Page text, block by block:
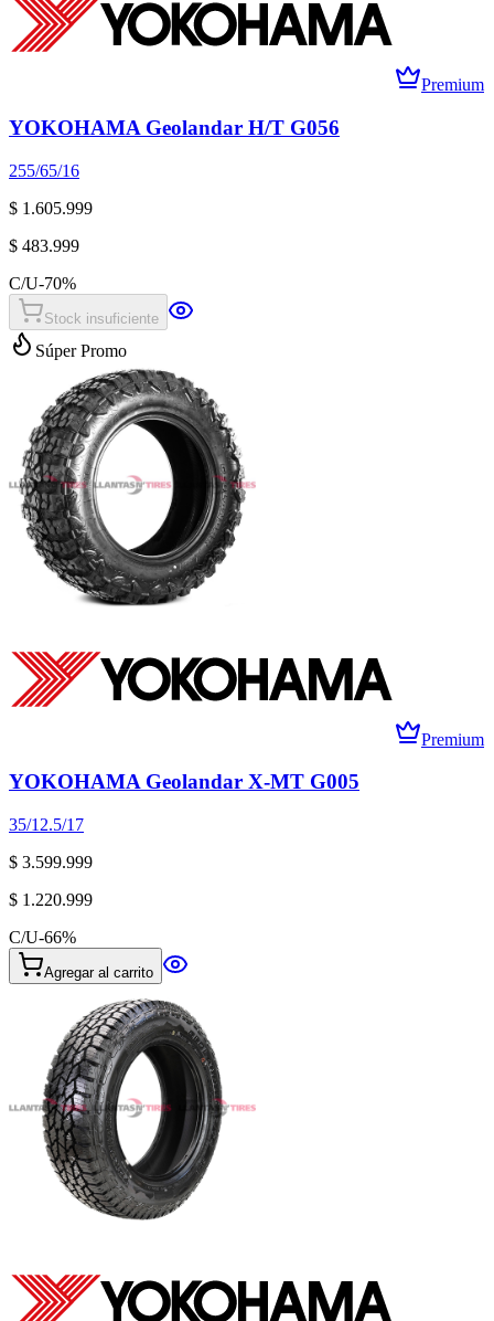
Premium
YOKOHAMA Geolandar H/T G056
255/65/16
$ 1.605.999
$ 483.999
C/U-70%
Stock insuficiente
Súper Promo
Premium
YOKOHAMA Geolandar X-MT G005
35/12.5/17
$ 3.599.999
$ 1.220.999
C/U-66%
Agregar al carrito